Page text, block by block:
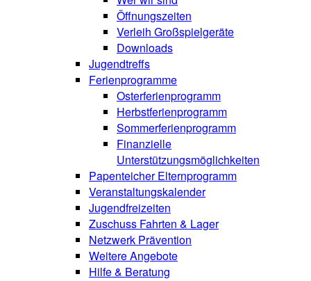
Öffnungszeiten
Verleih Großspielgeräte
Downloads
Jugendtreffs
Ferienprogramme
Osterferienprogramm
Herbstferienprogramm
Sommerferienprogramm
Finanzielle
Unterstützungsmöglichkeiten
Papenteicher Elternprogramm
Veranstaltungskalender
Jugendfreizeiten
Zuschuss Fahrten & Lager
Netzwerk Prävention
Weitere Angebote
Hilfe & Beratung